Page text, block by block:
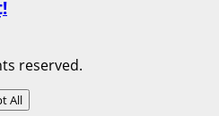
reserved.
All